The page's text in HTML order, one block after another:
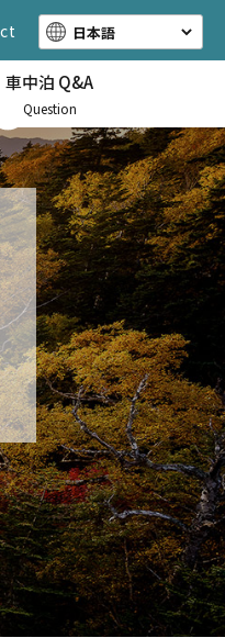
車中泊 Q&A
Question